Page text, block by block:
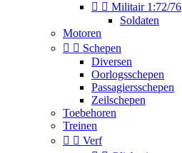
  Militair 1:72/76
Soldaten
Motoren
  Schepen
Diversen
Oorlogsschepen
Passagiersschepen
Zeilschepen
Toebehoren
Treinen
  Verf